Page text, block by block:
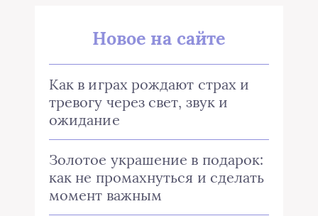
Новое на сайте
Как в играх рождают страх и
тревогу через свет, звук и
ожидание
Золотое украшение в подарок:
как не промахнуться и сделать
момент важным